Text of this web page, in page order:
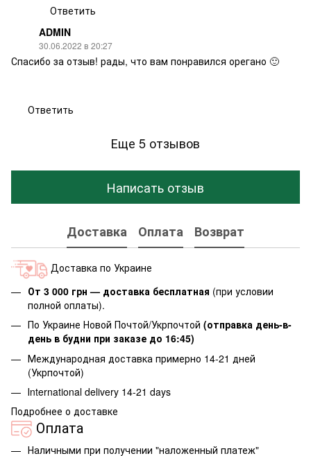
Ответить
ADMIN
30.06.2022 в 20:27
Спасибо за отзыв! рады, что вам понравился орегано 🙂
Ответить
Еще 5 отзывов
Написать отзыв
Доставка Оплата Возврат
Доставка по Украине
От 3 000 грн — доставка бесплатная (при условии
полной оплаты).
По Украине Новой Почтой/Укрпочтой (отправка день-в-
день в будни при заказе до 16:45)
Международная доставка примерно 14-21 дней
(Укрпочтой)
Іnternational delivery 14-21 days
Подробнее о доставке
Оплата
Наличными при получении "наложенный платеж"